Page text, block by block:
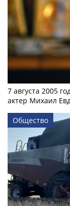
7 августа 2005
актер Михаил
Общество